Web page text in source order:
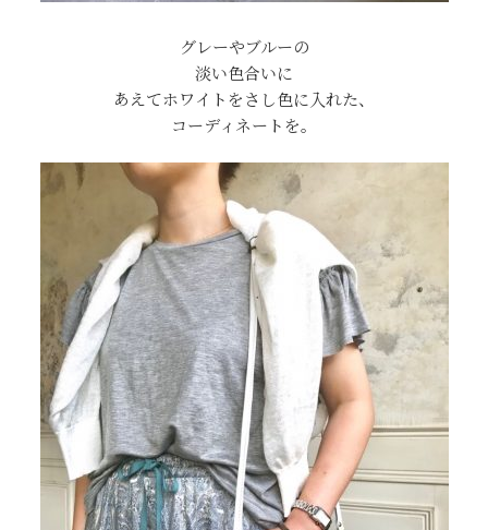
グレーやブルーの
淡い色合いに
あえてホワイトをさし色に入れた、
コーディネートを。